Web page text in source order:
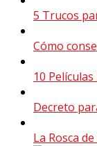
5 Trucos
Cómo
10
Decreto
La Rosca